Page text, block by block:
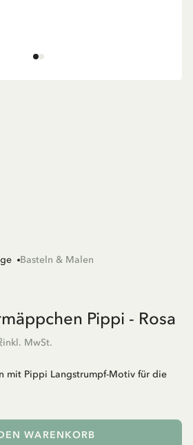
Basteln & Malen
Pippi - Rosa
inkl. MwSt.
mit Pippi Langstrumpf-Motiv für die
WARENKORB